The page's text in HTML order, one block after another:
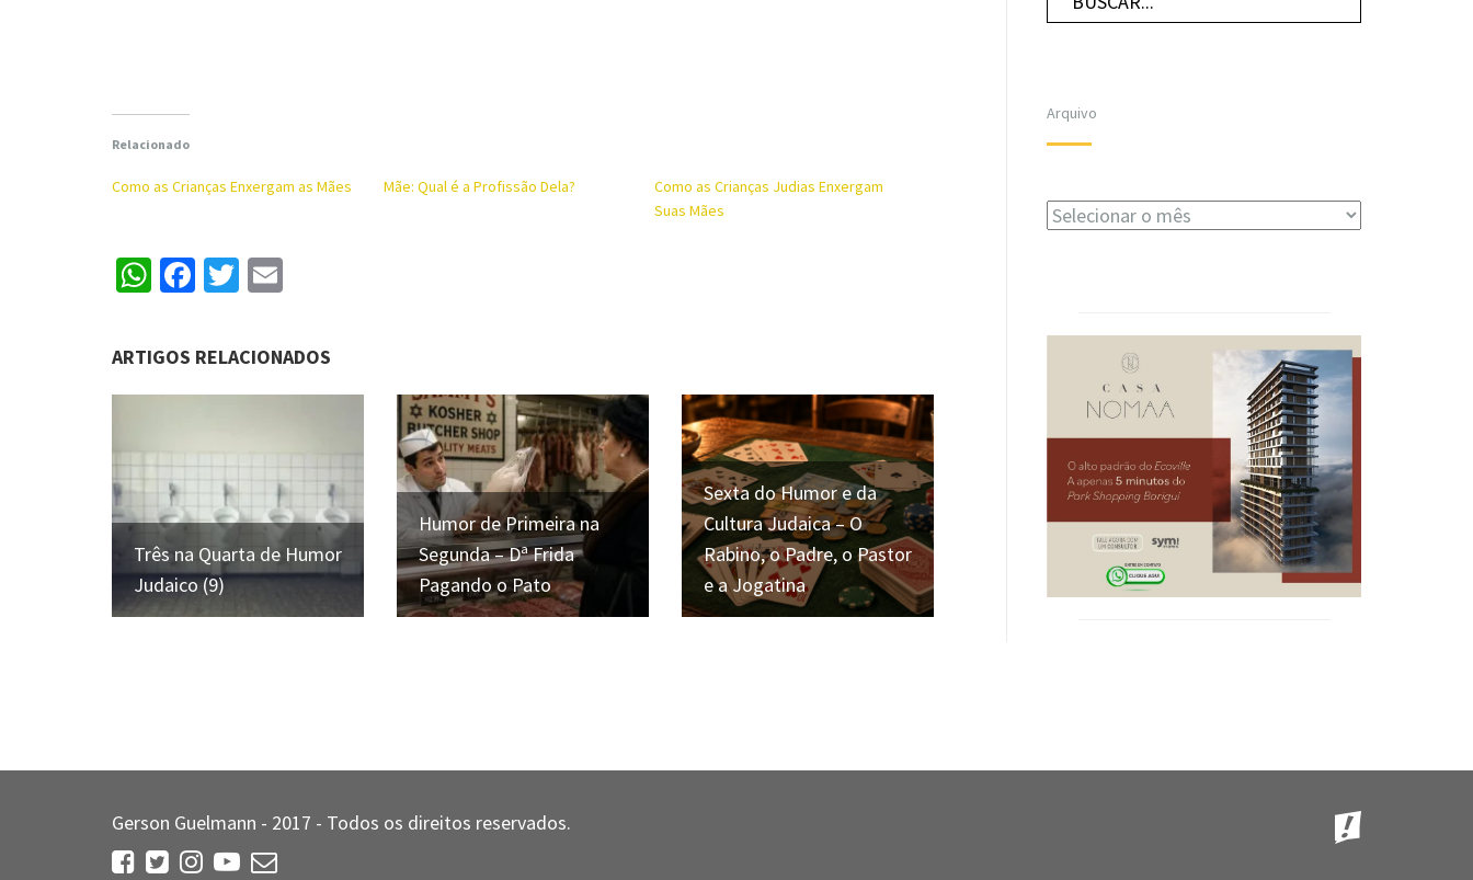
Relacionado
Como as Crianças Enxergam as Mães Mãe: Qual é a Profissão Dela?
Como as Crianças Judias Enxergam
Suas Mães
WhatsApp
Facebook
Twitter
ARTIGOS RELACIONADOS
Três na Quarta de Humor
Judaico (9)
Humor de Primeira na
Segunda – Dª Frida
Pagando o Pato
Sexta do Humor e da
Cultura Judaica – O
Rabino, o Padre, o Pastor
e a Jogatina
Arquivo
Arquivo
Gerson Guelmann - 2017 - Todos os direitos reservados.